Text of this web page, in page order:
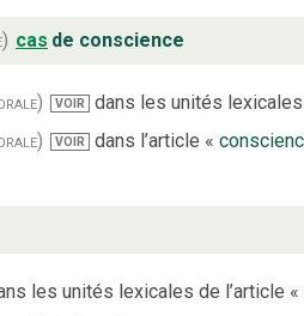
cas de conscience
VOIR dans les unités lexicales
VOIR dans l’article «
les unités lexicales de l’article «